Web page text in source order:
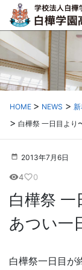
HOME NEWS
白樺祭 一日目より
2013年7月6日
visibility4favorite_border0
白樺祭
あつい一
白樺祭一日目が